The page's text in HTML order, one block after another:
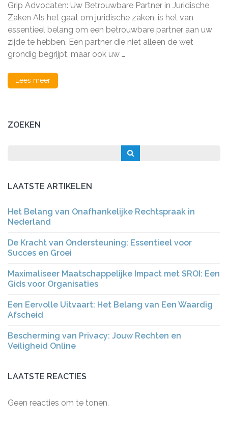
Betrouwbare
Partner
voor
Juridische
Zekerheid
Grip Advocaten: Uw Betrouwbare Partner in Juridische
Zaken Als het gaat om juridische zaken, is het van
essentieel belang om een betrouwbare partner aan uw
zijde te hebben. Een partner die niet alleen de wet
grondig begrijpt, maar ook uw …
Lees meer
ZOEKEN
LAATSTE ARTIKELEN
Het Belang van Onafhankelijke Rechtspraak in
Nederland
De Kracht van Ondersteuning: Essentieel voor
Succes en Groei
Maximaliseer Maatschappelijke Impact met SROI: Een
Gids voor Organisaties
Een Eervolle Uitvaart: Het Belang van Een Waardig
Afscheid
Bescherming van Privacy: Jouw Rechten en
Veiligheid Online
LAATSTE REACTIES
Geen reacties om te tonen.